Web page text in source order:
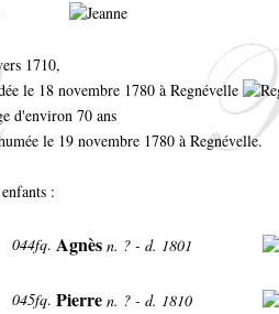
1710,
le 18 novembre 1780 à Regnévelle
d'environ 70 ans
le 19 novembre 1780 à Regnévelle.
:
044fq. Agnès n. ? - d. 1801
045fq. Pierre n. ? - d. 1810